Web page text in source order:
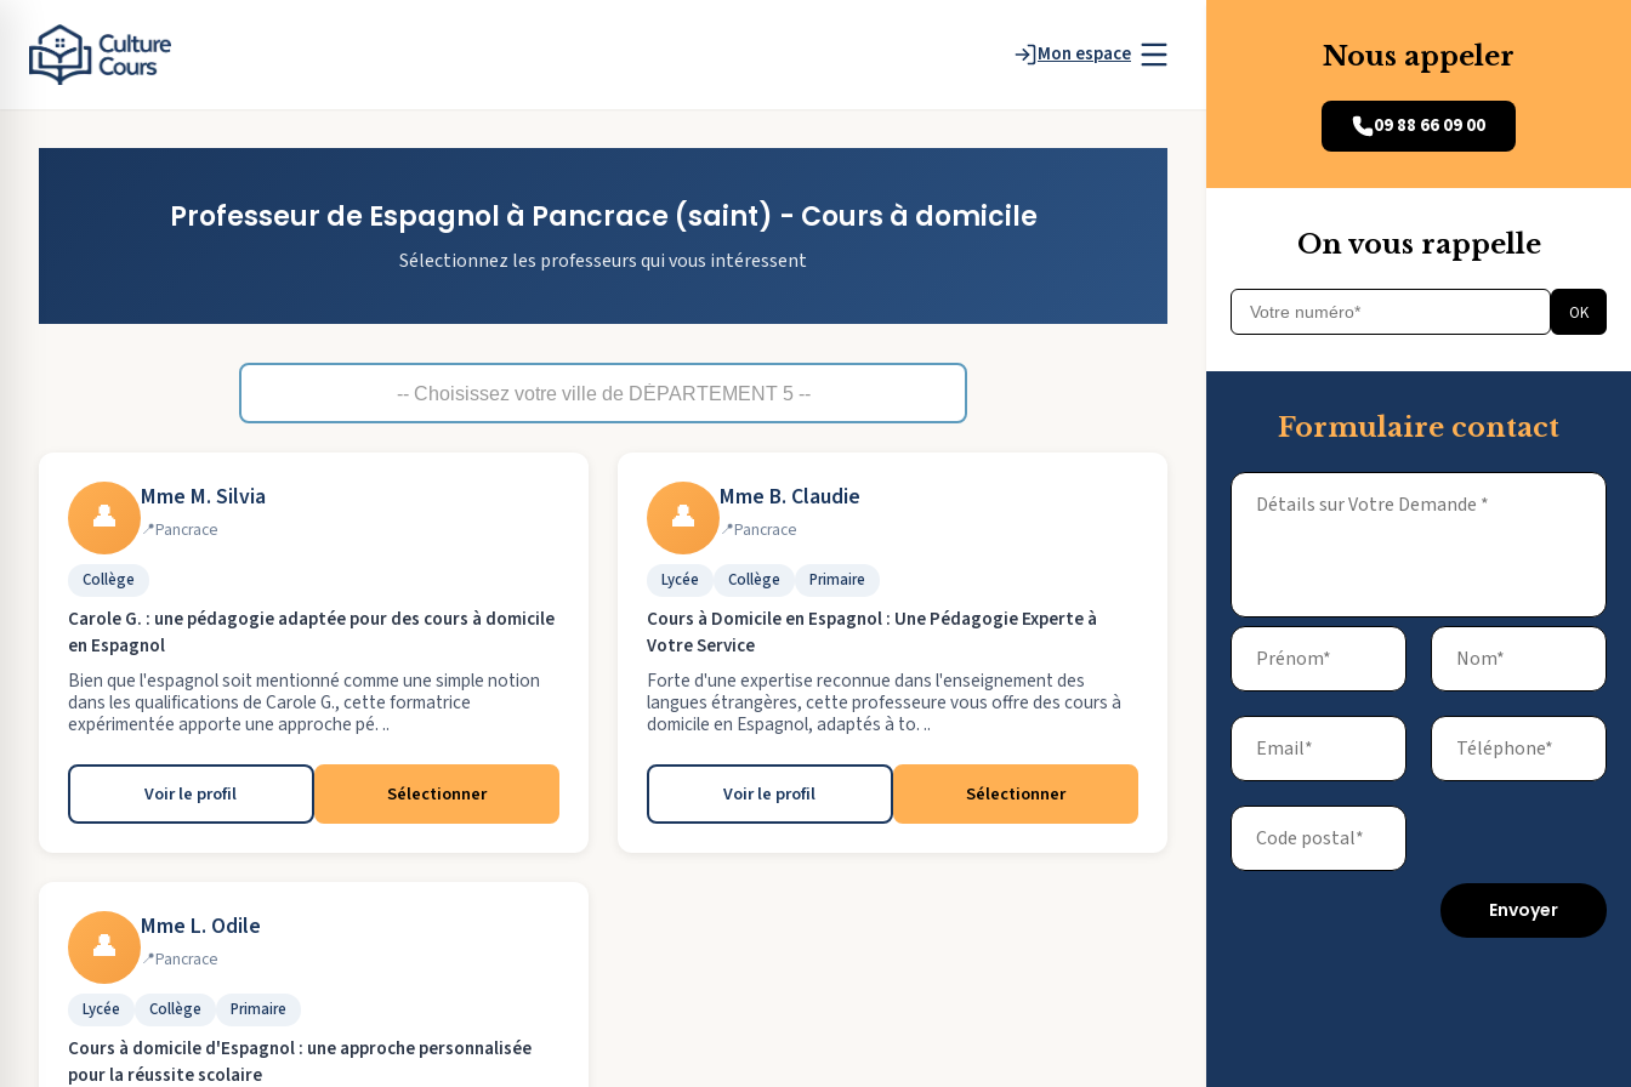
Mon espace
Professeur de Espagnol à Pancrace (saint) - Cours à domicile
Sélectionnez les professeurs qui vous intéressent
👤 Mme M. Silvia
Pancrace
Collège
Carole G. : une pédagogie adaptée pour des cours à domicile
en Espagnol
Bien que l'espagnol soit mentionné comme une simple notion
dans les qualifications de Carole G., cette formatrice
expérimentée apporte une approche pé. ..
Voir le profil Sélectionner
👤 Mme B. Claudie
Pancrace
Lycée Collège Primaire
Cours à Domicile en Espagnol : Une Pédagogie Experte à
Votre Service
Forte d'une expertise reconnue dans l'enseignement des
langues étrangères, cette professeure vous offre des cours à
domicile en Espagnol, adaptés à to. ..
Voir le profil Sélectionner
👤 Mme L. Odile
Pancrace
Lycée Collège Primaire
Cours à domicile d'Espagnol : une approche personnalisée
pour la réussite scolaire
Nous appeler
09 88 66 09 00
On vous rappelle
OK
Formulaire contact
Envoyer